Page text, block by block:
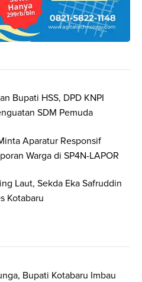
Bupati HSS, DPD KNPI
SDM Pemuda
Aparatur Responsif
Warga di SP4N-LAPOR
Laut, Sekda Eka Safruddin
Kotabaru
Bupati Kotabaru Imbau